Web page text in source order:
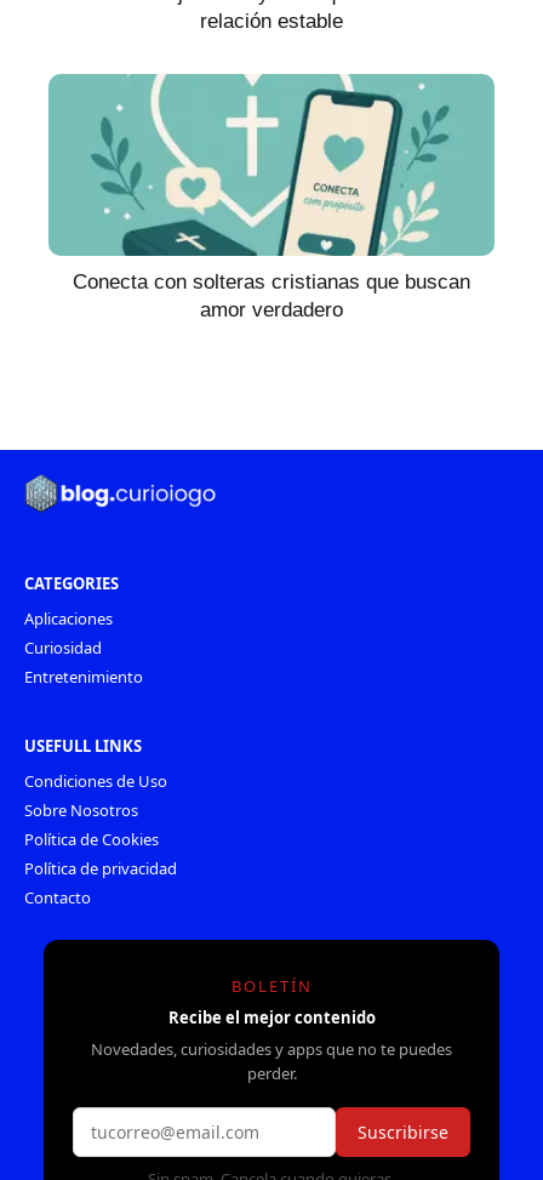
relación estable
Conecta con solteras cristianas que buscan
amor verdadero
CATEGORIES
Aplicaciones
Curiosidad
Entretenimiento
USEFULL LINKS
Condiciones de Uso
Sobre Nosotros
Política de Cookies
Política de privacidad
Contacto
BOLETÍN
Recibe el mejor contenido
Novedades, curiosidades y apps que no te puedes
perder.
Suscribirse